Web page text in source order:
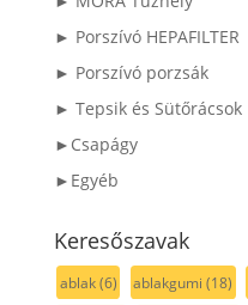
► Porszívó HEPAFILTER
► Porszívó porzsák
► Tepsik és Sütőrácsok
►Csapágy
►Egyéb
Keresőszavak
ablak(6) ablakgumi (18)